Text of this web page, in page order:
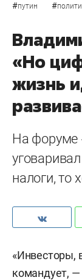
#путин #
«Но
жизнь
На форуме
налоги, то
«Инвесторы,
командует,